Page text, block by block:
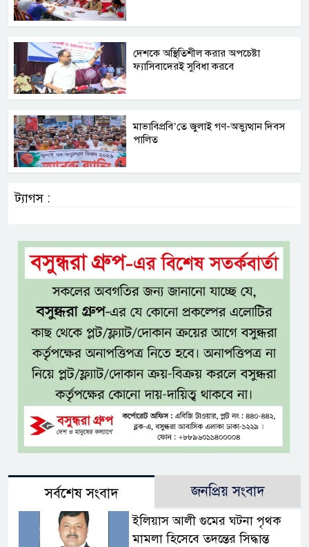
দেশকে অস্থিতিশীল করার অপচেষ্টা
ফ্যাসিবাদেরই সুবিধা করবে
মাভাবিপ্রবি’তে জুলাই গণ-অভ্যুত্থান দিবস
পালিত
ট্যাগস :
সর্বশেষ সংবাদ জনপ্রিয় সংবাদ
ইলিয়াস আলী গুমের ঘটনা পৃথক
মামলা হিসেবে তদন্তের সিদ্ধান্ত